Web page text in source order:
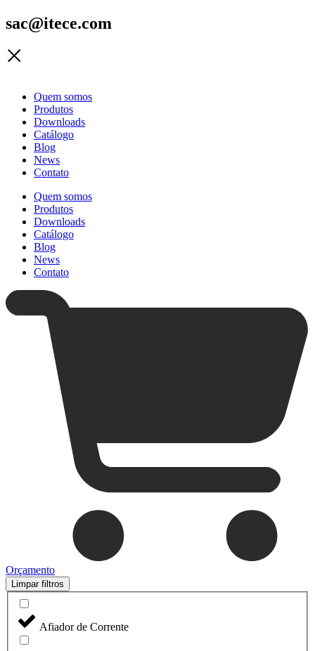
sac@itece.com
Quem somos
Produtos
Downloads
Catálogo
Blog
News
Contato
Quem somos
Produtos
Downloads
Catálogo
Blog
News
Contato
Orçamento
Limpar filtros
Afiador de Corrente